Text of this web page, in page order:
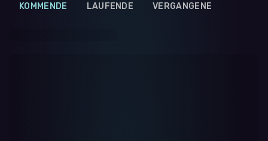
KOMMENDE LAUFENDE VERGANGENE